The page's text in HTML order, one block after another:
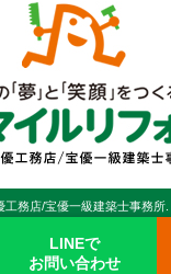
務店/宝優一級建築士事務所.
LINEで
お問い合わせ